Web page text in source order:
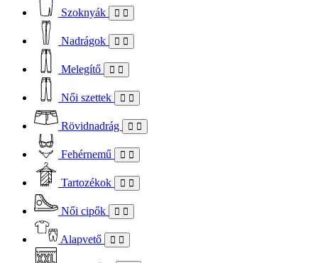
Szoknyák
Nadrágok
Melegítő
Női szettek
Rövidnadrág
Fehérnemű
Tartozékok
Női cipők
Alapvető